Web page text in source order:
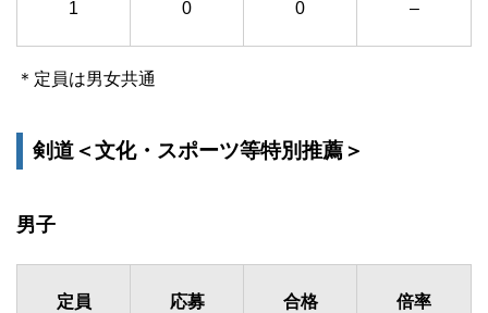
1 0 0 –
＊定員は男女共通
剣道＜文化・スポーツ等特別推薦＞
男子
定員 応募 合格 倍率